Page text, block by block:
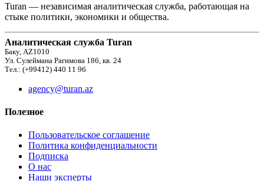
Turan — независимая аналитическая служба, работающая на
стыке политики, экономики и общества.
Аналитическая служба Turan
Баку, AZ1010
Ул. Сулеймана Рагимова 186, кв. 24
Тел.: (+99412) 440 11 96
agency@turan.az
Полезное
Пользовательское соглашение
Политика конфиденциальности
Подписка
О нас
Наши эксперты